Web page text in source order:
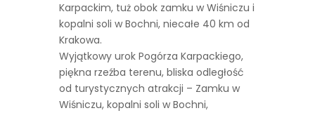
Karpackim, tuż obok zamku w Wiśniczu i
kopalni soli w Bochni, niecałe 40 km od
Krakowa.
Wyjątkowy urok Pogórza Karpackiego,
piękna rzeźba terenu, bliska odległość
od turystycznych atrakcji – Zamku w
Wiśniczu, kopalni soli w Bochni,